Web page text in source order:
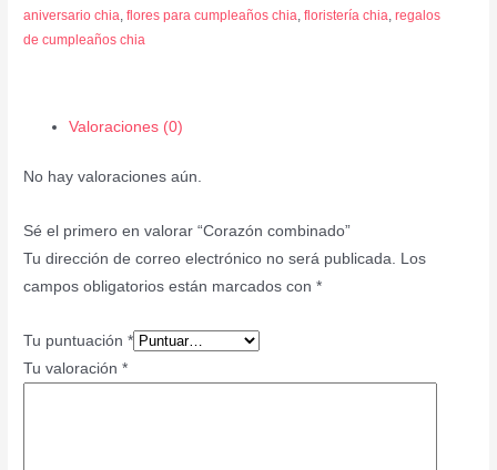
aniversario chia,flores para cumpleaños chia,floristería chia,regalos
de cumpleaños chia
Valoraciones (0)
No hay valoraciones aún.
Sé el primero en valorar “Corazón combinado”
Tu dirección de correo electrónico no será publicada.
Los
campos obligatorios están marcados con*
Tu puntuación*
Tu valoración*